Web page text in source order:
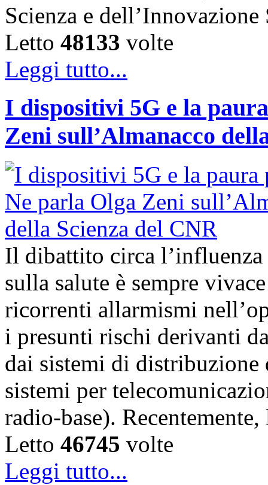
Scienza e
Letto 48133 volte
Leggi tutto...
I dispositivi 5G e la
Zeni sull’Almanacco
Il dibattito circa
sulla salute è sempre
ricorrenti allarmismi
i presunti rischi derivanti
dai sistemi di distribuzione
sistemi per
radio-base).
Letto 46745 volte
Leggi tutto...